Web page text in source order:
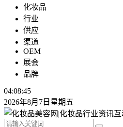
化妆品
行业
供应
渠道
OEM
展会
品牌
04:08:46
2026年8月7日星期五